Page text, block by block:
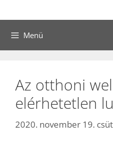
Menü
Az otthoni
elérhetetlen
2020. november 19.